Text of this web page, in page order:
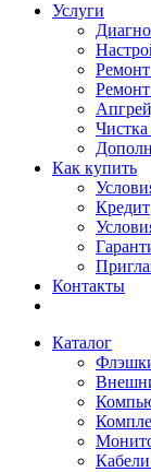
Услуги
Ремонт
Как купить
Кредит
Контакты
Каталог